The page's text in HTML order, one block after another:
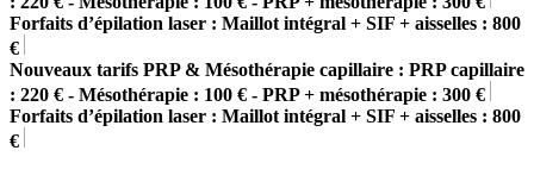
Forfaits d’épilation laser : Maillot intégral + SIF + aisselles : 800
€
Nouveaux tarifs PRP & Mésothérapie capillaire : PRP capillaire
: 220 € - Mésothérapie : 100 € - PRP + mésothérapie : 300 €
Forfaits d’épilation laser : Maillot intégral + SIF + aisselles : 800
€